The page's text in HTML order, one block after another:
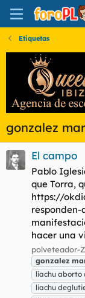
Etiquetas
gonzalez
El campo
Pablo
que Torra,
https://
hacer una
polveteador-
gonzalez
liachu aborto
liachu